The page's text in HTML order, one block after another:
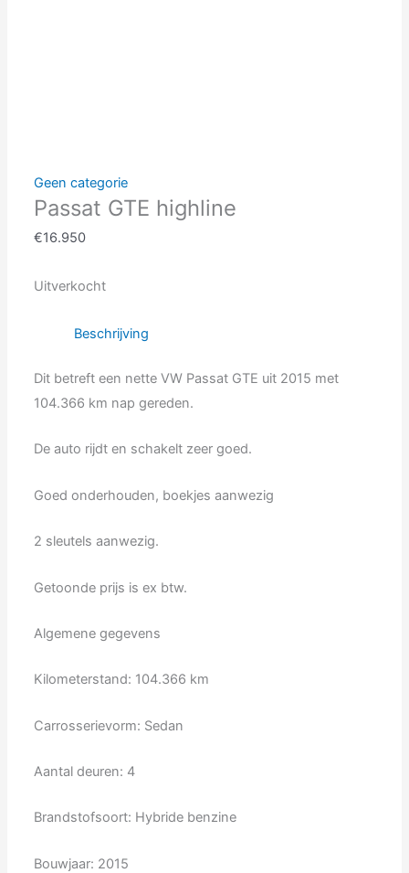
Geen categorie
Passat GTE highline
€16.950
Uitverkocht
Beschrijving
Dit betreft een nette VW Passat GTE uit 2015 met
104.366 km nap gereden.
De auto rijdt en schakelt zeer goed.
Goed onderhouden, boekjes aanwezig
2 sleutels aanwezig.
Getoonde prijs is ex btw.
Algemene gegevens
Kilometerstand: 104.366 km
Carrosserievorm: Sedan
Aantal deuren: 4
Brandstofsoort: Hybride benzine
Bouwjaar: 2015